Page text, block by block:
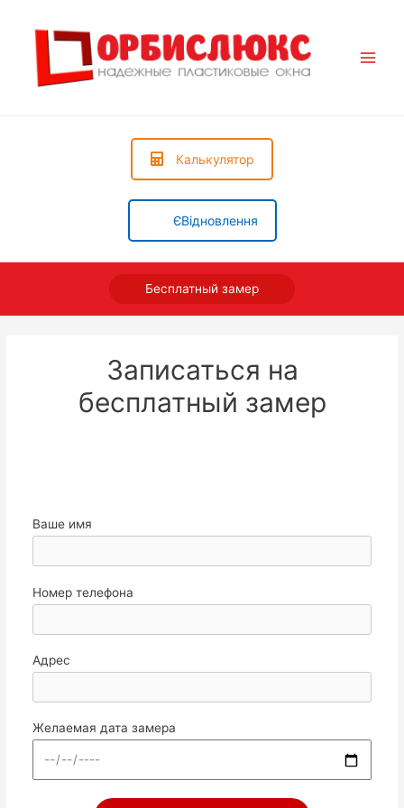
Калькулятор
ЄВідновлення
Бесплатный замер
Записаться на
бесплатный замер
Ваше имя
Номер телефона
Адрес
Желаемая дата замера